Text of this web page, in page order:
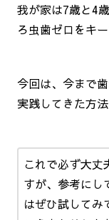
我が家は7歳と4
ろ虫歯ゼロをキ
今回は、今まで
実践してきた方
これで必ず大丈
すが、参考にし
はぜひ試してみ